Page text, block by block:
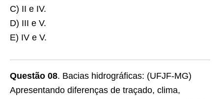
C) II e IV.
D) III e V.
E) IV e V.
Questão 08. Bacias hidrográficas: (UFJF-MG)
Apresentando diferenças de traçado, clima,